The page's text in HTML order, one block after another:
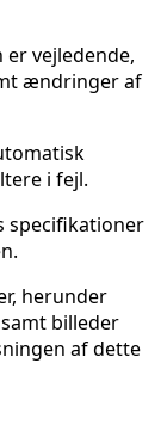
vejledende,
ændringer af
i fejl.
specifikationer
herunder
billeder
af dette